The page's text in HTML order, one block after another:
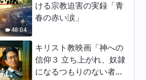
日々の神の御言葉: 神の働きを
認識する | 抜粋 226
日々の神の御言葉: 神の働きを
認識する | 抜粋 227
48:04
ける宗教迫害の実録「青
春の赤い涙」
キリスト教映画「神への
信仰３ 立ち上がれ、奴隷
になるつもりのない者た